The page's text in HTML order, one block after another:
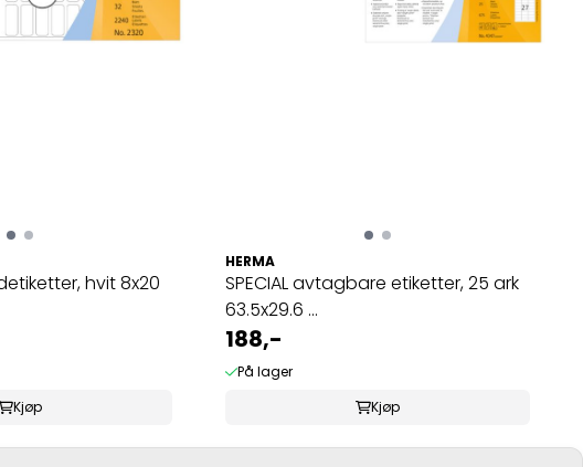
hvit 8x20
Kjøp
HERMA
SPECIAL avtagbare etiketter, 25 ark
63.5x29.6 ...
188,-
På lager
Kjøp